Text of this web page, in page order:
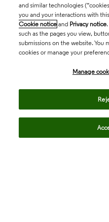
and similar technologies
you and your interactions with
Cookie notice and Privacy notice
such as the pages you view,
submissions on the website. You
cookies or manage your
Manage